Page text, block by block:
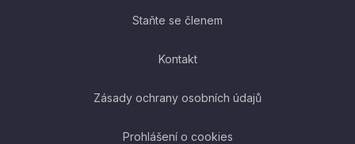
Staňte se členem
Kontakt
Zásady ochrany osobních údajů
Prohlášení o cookies